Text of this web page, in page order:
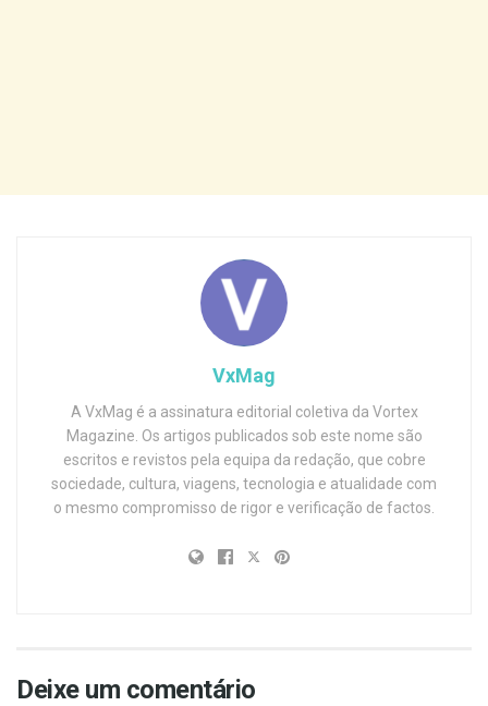
VxMag
A VxMag é a assinatura editorial coletiva da Vortex
Magazine. Os artigos publicados sob este nome são
escritos e revistos pela equipa da redação, que cobre
sociedade, cultura, viagens, tecnologia e atualidade com
o mesmo compromisso de rigor e verificação de factos.
Deixe um comentário